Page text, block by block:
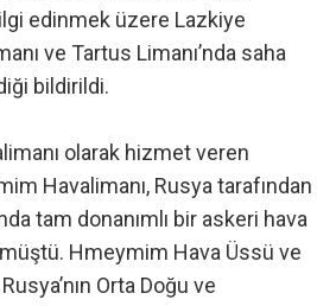
edinmek üzere Lazkiye
ve Tartus Limanı’nda saha
bildirildi.
olarak hizmet veren
Havalimanı, Rusya tarafından
tam donanımlı bir askeri hava
Hmeymim Hava Üssü ve
Orta Doğu ve